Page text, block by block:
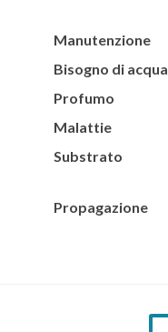
Manutenzione
Bisogno di acqua
Profumo
Malattie
Substrato
Propagazione